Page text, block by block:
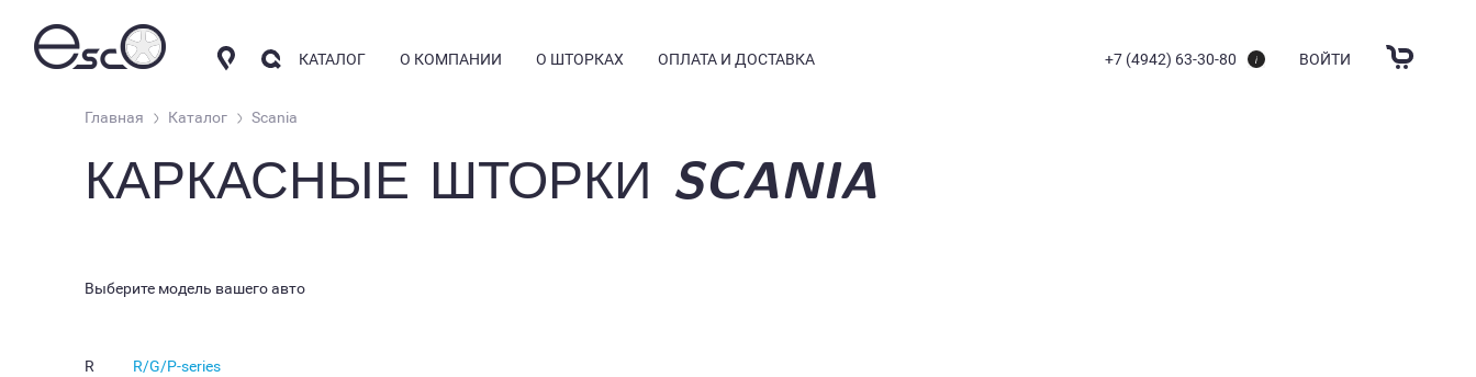
КАТАЛОГ О КОМПАНИИ О ШТОРКАХ
КОНСТРУКЦИЯ
ОПЛАТА И ДОСТАВКА +7 (4942) 63-30-80 ВОЙТИ
Главная Каталог Scania
КАРКАСНЫЕ ШТОРКИ SCANIA
Выберите модель вашего авто
R R/G/P-series
АВТОШТОРКИ